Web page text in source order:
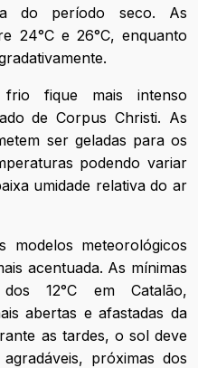
do período seco. As
24°C e 26°C, enquanto
fique mais intenso
de Corpus Christi. As
ser geladas para os
podendo variar
umidade relativa do ar
meteorológicos
acentuada. As mínimas
12°C em Catalão,
abertas e afastadas da
as tardes, o sol deve
próximas dos